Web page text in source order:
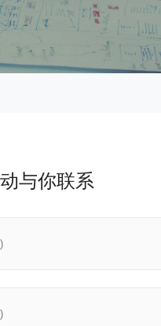
与你联系